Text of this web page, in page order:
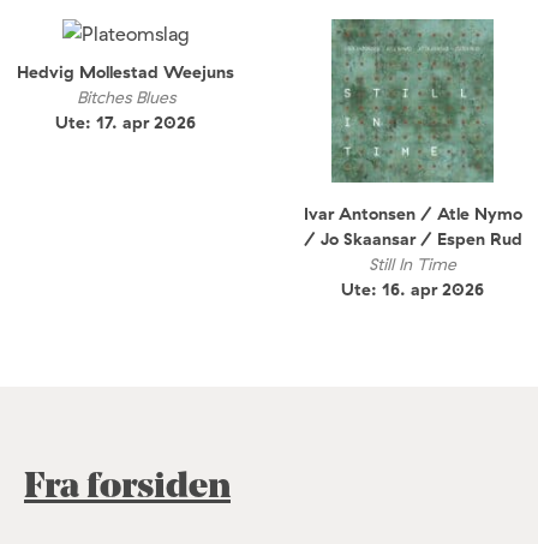
Hedvig Mollestad Weejuns
Bitches Blues
Ute: 17. apr 2026
Ivar Antonsen / Atle Nymo
/ Jo Skaansar / Espen Rud
Still In Time
Ute: 16. apr 2026
Fra forsiden